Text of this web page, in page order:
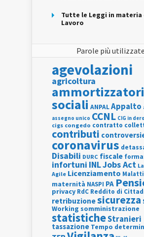
Tutte le Leggi in materia
Lavoro
Parole più utilizzate
agevolazioni
agricoltura
ammortizzatori
sociali ANPALAppalto
assegno unico CCNL CIG in
cigs congedo contratto
contributi
coronavirus
Disabili DURC fiscale
infortuni INLJobs Act
Agile Licenziamento
maternità NASPI PA
privacy RdC Reddito di
retribuzionesicurezza
Working somministrazione
statisticheStranieri
tassazione Tempo